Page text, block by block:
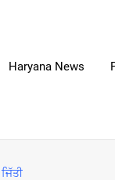
Haryana News